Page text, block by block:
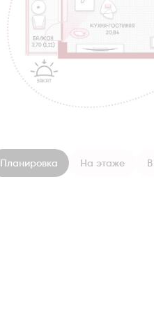
Планировка На этаже